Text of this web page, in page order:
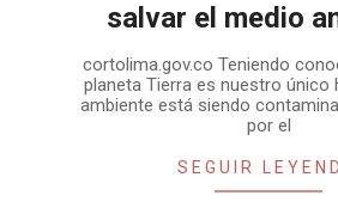
salvar el medio
07-
21
cortolima.gov.co Teniendo
planeta Tierra es nuestro único
ambiente está siendo
por el
SEGUIR